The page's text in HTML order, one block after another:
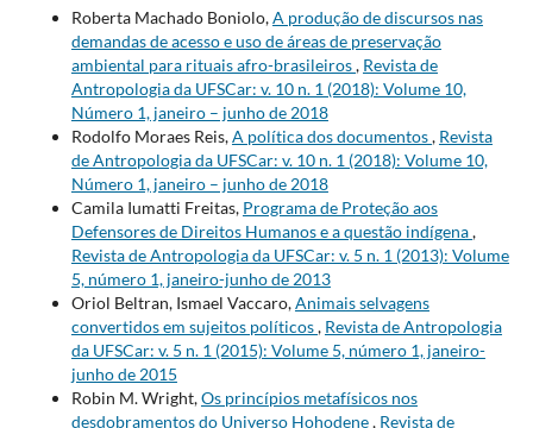
Roberta Machado Boniolo,A produção de discursos nas
demandas de acesso e uso de áreas de preservação
ambiental para rituais afro-brasileiros, Revista de
Antropologia da UFSCar: v. 10 n. 1 (2018): Volume 10,
Número 1, janeiro – junho de 2018
Rodolfo Moraes Reis,A política dos documentos, Revista
de Antropologia da UFSCar: v. 10 n. 1 (2018): Volume 10,
Número 1, janeiro – junho de 2018
Camila Iumatti Freitas, Programa de Proteção aos
Defensores de Direitos Humanos e a questão indígena,
Revista de Antropologia da UFSCar: v. 5 n. 1 (2013): Volume
5, número 1, janeiro-junho de 2013
Oriol Beltran, Ismael Vaccaro,Animais selvagens
convertidos em sujeitos políticos, Revista de Antropologia
da UFSCar: v. 5 n. 1 (2015): Volume 5, número 1, janeiro-
junho de 2015
Robin M. Wright,Os princípios metafísicos nos
desdobramentos do Universo Hohodene, Revista de